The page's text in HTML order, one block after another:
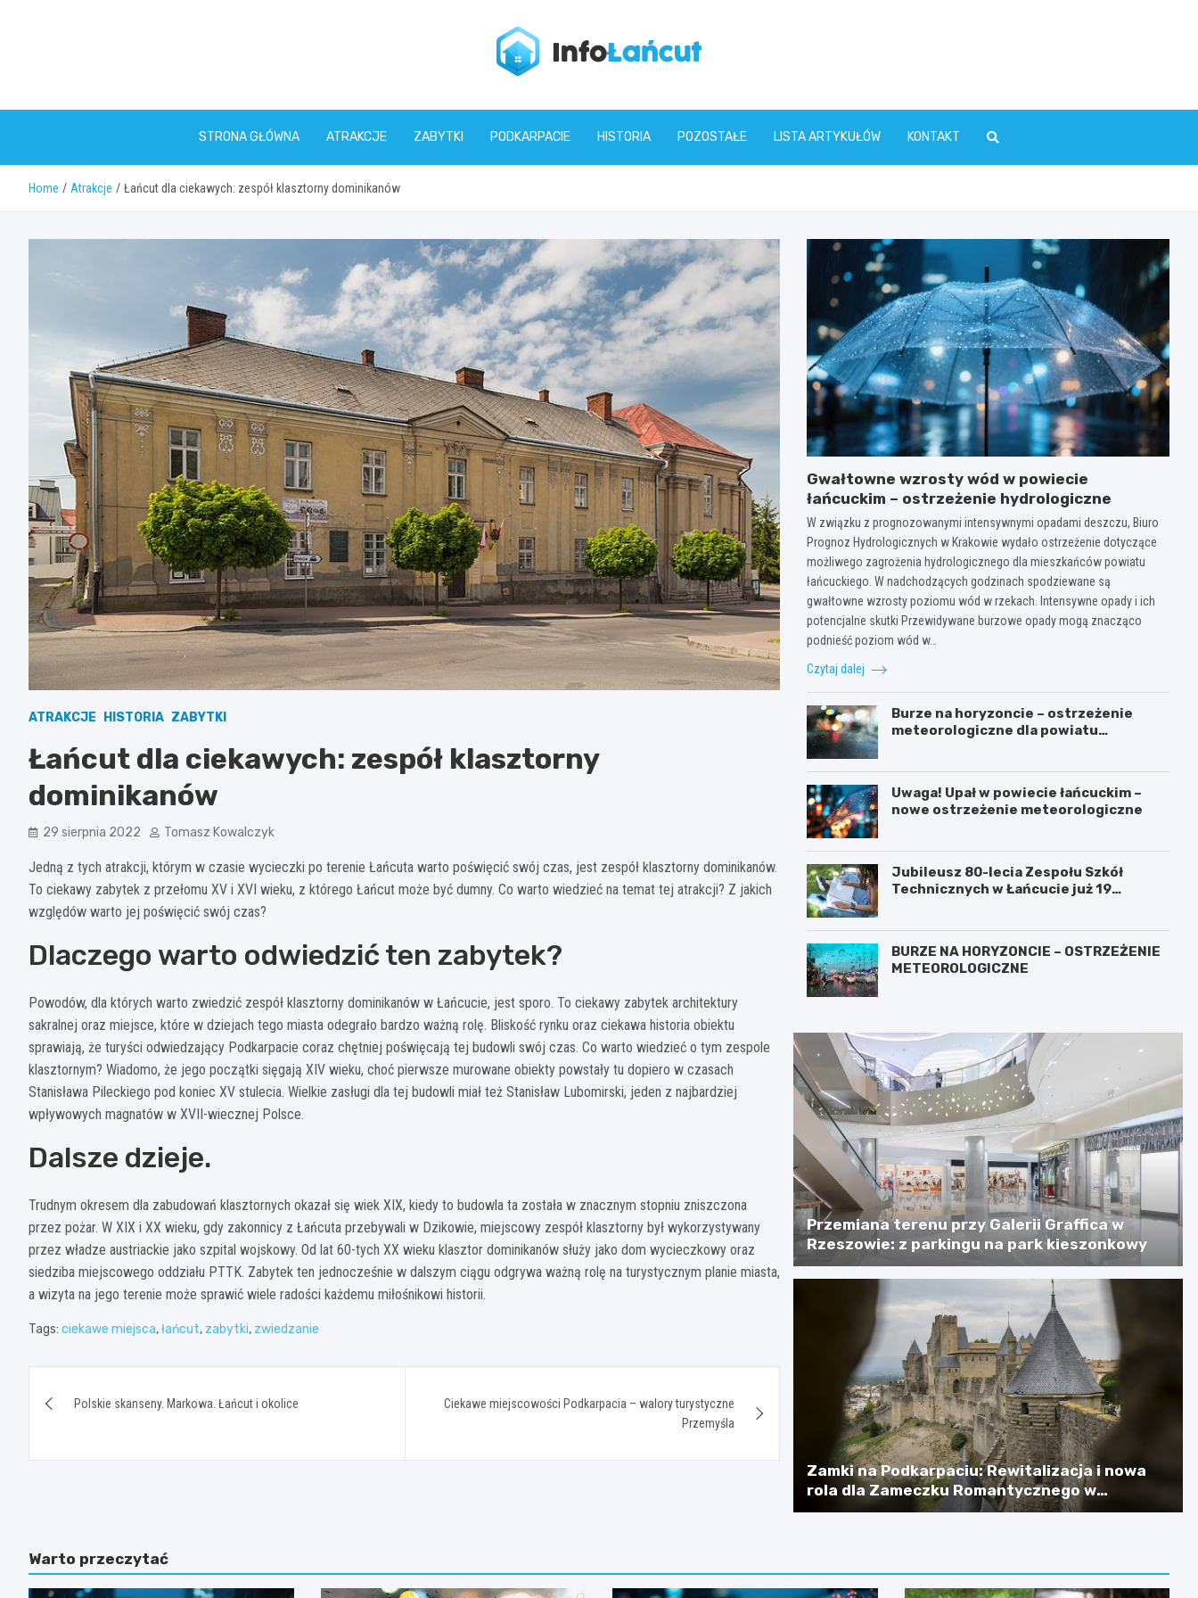
infolancut.pl
STRONA GŁÓWNA ATRAKCJE ZABYTKI PODKARPACIE HISTORIA POZOSTAŁE LISTA ARTYKUŁÓW KONTAKT
Home Atrakcje Łańcut dla ciekawych: zespół klasztorny dominikanów
ATRAKCJE HISTORIA ZABYTKI
Łańcut dla ciekawych: zespół klasztorny
dominikanów
29 sierpnia 2022 Tomasz Kowalczyk
Jedną z tych atrakcji, którym w czasie wycieczki po terenie Łańcuta warto poświęcić swój czas, jest zespół klasztorny dominikanów.
To ciekawy zabytek z przełomu XV i XVI wieku, z którego Łańcut może być dumny. Co warto wiedzieć na temat tej atrakcji? Z jakich
względów warto jej poświęcić swój czas?
Dlaczego warto odwiedzić ten zabytek?
Powodów, dla których warto zwiedzić zespół klasztorny dominikanów w Łańcucie, jest sporo. To ciekawy zabytek architektury
sakralnej oraz miejsce, które w dziejach tego miasta odegrało bardzo ważną rolę. Bliskość rynku oraz ciekawa historia obiektu
sprawiają, że turyści odwiedzający Podkarpacie coraz chętniej poświęcają tej budowli swój czas. Co warto wiedzieć o tym zespole
klasztornym? Wiadomo, że jego początki sięgają XIV wieku, choć pierwsze murowane obiekty powstały tu dopiero w czasach
Stanisława Pileckiego pod koniec XV stulecia. Wielkie zasługi dla tej budowli miał też Stanisław Lubomirski, jeden z najbardziej
wpływowych magnatów w XVII-wiecznej Polsce.
Dalsze dzieje.
Trudnym okresem dla zabudowań klasztornych okazał się wiek XIX, kiedy to budowla ta została w znacznym stopniu zniszczona
przez pożar. W XIX i XX wieku, gdy zakonnicy z Łańcuta przebywali w Dzikowie, miejscowy zespół klasztorny był wykorzystywany
przez władze austriackie jako szpital wojskowy. Od lat 60-tych XX wieku klasztor dominikanów służy jako dom wycieczkowy oraz
siedziba miejscowego oddziału PTTK. Zabytek ten jednocześnie w dalszym ciągu odgrywa ważną rolę na turystycznym planie miasta,
a wizyta na jego terenie może sprawić wiele radości każdemu miłośnikowi historii.
Tags: ciekawe miejsca,łańcut, zabytki, zwiedzanie
wpisuPolskie skanseny. Markowa. Łańcut i okolice
Ciekawe miejscowości Podkarpacia – walory turystyczne
Przemyśla
Gwałtowne wzrosty wód w powiecie
łańcuckim – ostrzeżenie hydrologiczne
W związku z prognozowanymi intensywnymi opadami deszczu, Biuro
Prognoz Hydrologicznych w Krakowie wydało ostrzeżenie dotyczące
możliwego zagrożenia hydrologicznego dla mieszkańców powiatu
łańcuckiego. W nadchodzących godzinach spodziewane są
gwałtowne wzrosty poziomu wód w rzekach. Intensywne opady i ich
potencjalne skutki Przewidywane burzowe opady mogą znacząco
podnieść poziom wód w…
Czytaj dalej
Burze na horyzoncie – ostrzeżenie
meteorologiczne dla powiatu
Uwaga! Upał w powiecie łańcuckim –
nowe ostrzeżenie meteorologiczne
Jubileusz 80-lecia Zespołu Szkół
Technicznych w Łańcucie już 19
BURZE NA HORYZONCIE – OSTRZEŻENIE
METEOROLOGICZNE
Przemiana terenu przy Galerii Graffica w
Rzeszowie: z parkingu na park kieszonkowy
Zamki na Podkarpaciu: Rewitalizacja i nowa
rola dla Zameczku Romantycznego w
Łańcucie
Warto przeczytać